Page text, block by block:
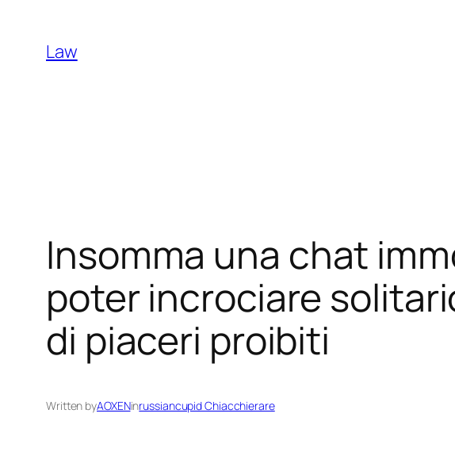
content
Law
Insomma una chat
poter incrociare
di piaceri proibiti
Written byAOXENinrussiancupid Chiacchierare